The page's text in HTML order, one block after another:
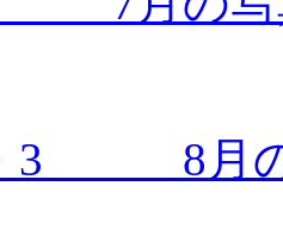
3 8月の